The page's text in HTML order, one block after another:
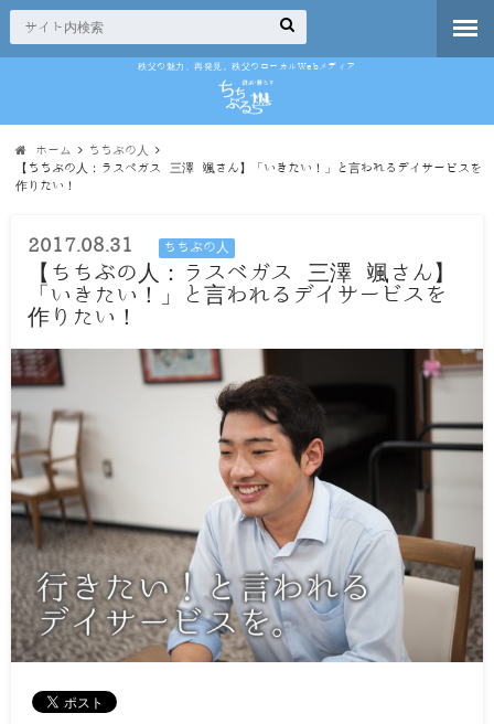
秩父の魅力、再発見。秩父のローカルWebメディア
ホーム
ちちぶの人
【ちちぶの人：ラスベガス 三澤 颯さん】「いきたい！」と言われるデイサービスを
作りたい！
2017.08.31 ちちぶの人
【ちちぶの人：ラスベガス 三澤 颯さん】
「いきたい！」と言われるデイサービスを
作りたい！